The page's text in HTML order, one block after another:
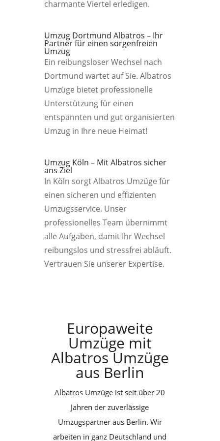
charmante Viertel erledigen.
Umzug Dortmund Albatros – Ihr
Partner für einen sorgenfreien
Umzug
Ein reibungsloser Wechsel nach
Dortmund wartet auf Sie. Albatros
Umzüge bietet professionelle
Unterstützung für einen
entspannten und gut organisierten
Umzug in Ihre neue Heimat!
Umzug Köln – Mit Albatros sicher
ans Ziel
In Köln sorgt Albatros Umzüge für
einen sicheren und effizienten
Umzugsservice. Unser
professionelles Team übernimmt
alle Aufgaben, damit Ihr Wechsel
reibungslos und stressfrei abläuft.
Vertrauen Sie unserer Expertise.
Europaweite
Umzüge mit
Albatros Umzüge
aus Berlin
Albatros Umzüge ist seit über 20
Jahren der zuverlässige
Umzugspartner aus Berlin. Wir
arbeiten in ganz Deutschland und